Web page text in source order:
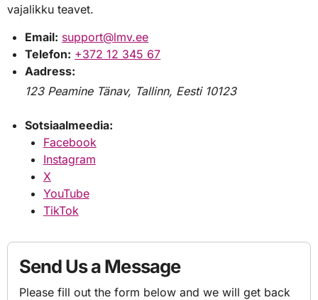
vajalikku teavet.
Email: support@lmv.ee
Telefon: +372 12 345 67
Aadress:
123 Peamine Tänav, Tallinn, Eesti 10123
Sotsiaalmeedia:
Facebook
Instagram
X
YouTube
TikTok
Send Us a Message
Please fill out the form below and we will get back